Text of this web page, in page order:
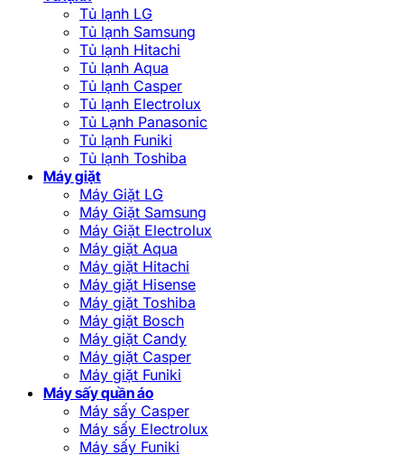
Tủ lạnh LG
Tủ lạnh Samsung
Tủ lạnh Hitachi
Tủ lạnh Aqua
Tủ lạnh Casper
Tủ lạnh Electrolux
Tủ Lạnh Panasonic
Tủ lạnh Funiki
Tủ lạnh Toshiba
Máy giặt
Máy Giặt LG
Máy Giặt Samsung
Máy Giặt Electrolux
Máy giặt Aqua
Máy giặt Hitachi
Máy giặt Hisense
Máy giặt Toshiba
Máy giặt Bosch
Máy giặt Candy
Máy giặt Casper
Máy giặt Funiki
Máy sấy quần áo
Máy sấy Casper
Máy sấy Electrolux
Máy sấy Funiki